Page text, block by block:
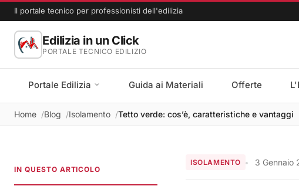
Il portale tecnico per professionisti dell'edilizia
Edilizia in un Click
PORTALE TECNICO EDILIZIO
Portale Edilizia Guida ai Materiali Offerte
Home Blog Isolamento Tetto verde: cos’è, caratteristiche e vantaggi
IN QUESTO ARTICOLO
ISOLAMENTO 3 Gennaio